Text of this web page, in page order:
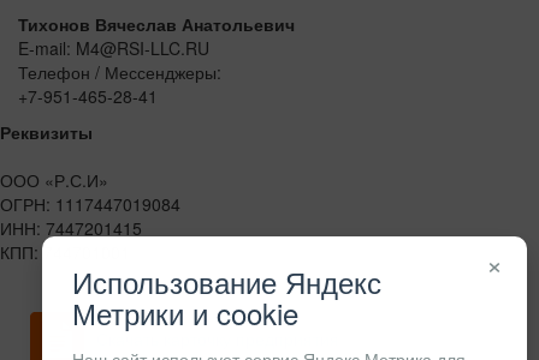
Тихонов Вячеслав Анатольевич
E-mail: M4@RSI-LLC.RU
Телефон / Мессенджеры:
+7-951-465-28-41
Реквизиты
ООО «Р.С.И»
ОГРН: 1117447019084
ИНН: 7447201415
КПП: 744701001
Скачать карточку предприятия
×
Использование Яндекс
Метрики и cookie